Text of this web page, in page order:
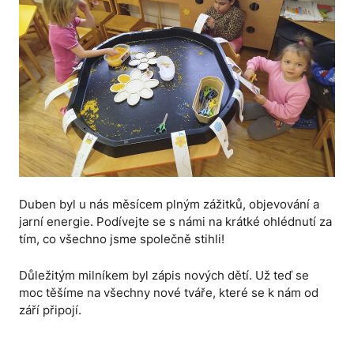
Duben byl u nás měsícem plným zážitků, objevování a
jarní energie. Podívejte se s námi na krátké ohlédnutí za
tím, co všechno jsme společně stihli!
Důležitým milníkem byl zápis nových dětí. Už teď se
moc těšíme na všechny nové tváře, které se k nám od
září připojí.